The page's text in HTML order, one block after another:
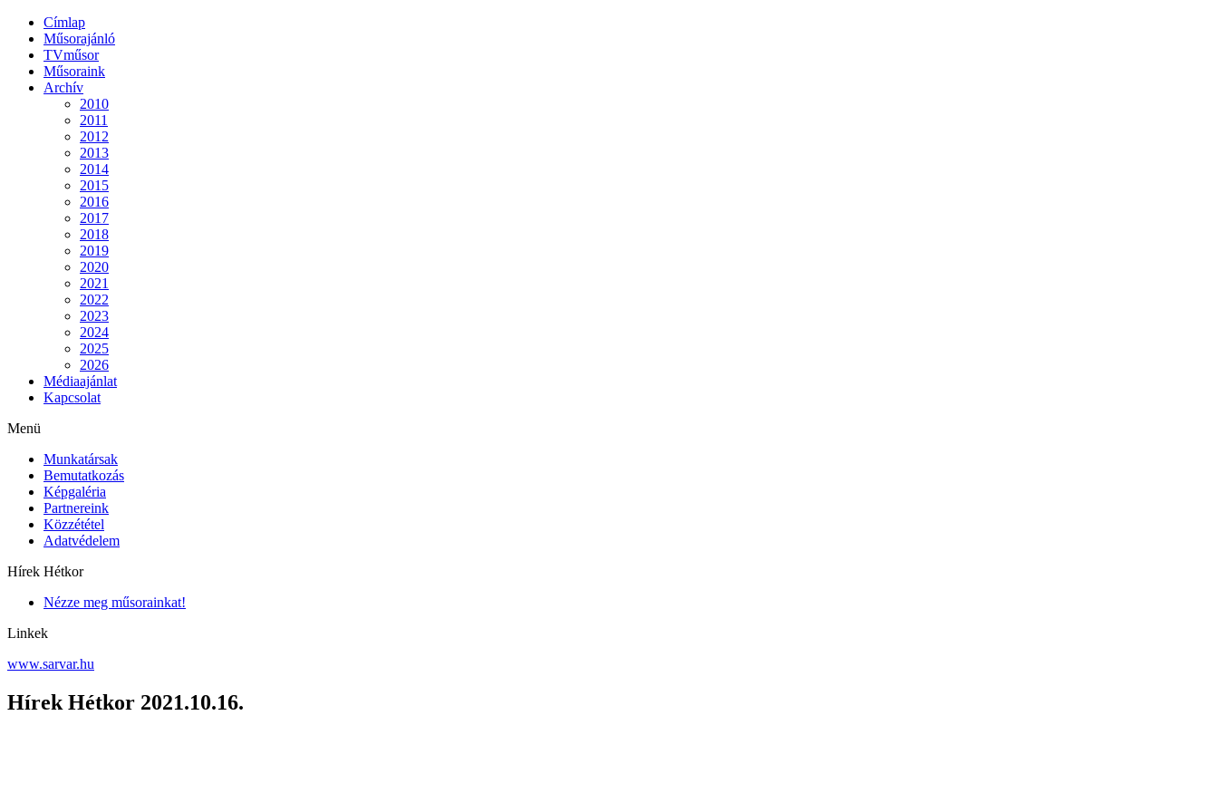
Címlap
Műsorajánló
TVműsor
Műsoraink
Archív
2010
2011
2012
2013
2014
2015
2016
2017
2018
2019
2020
2021
2022
2023
2024
2025
2026
Médiaajánlat
Kapcsolat
Menü
Munkatársak
Bemutatkozás
Képgaléria
Partnereink
Közzététel
Adatvédelem
Hírek Hétkor
Nézze meg műsorainkat!
Linkek
www.sarvar.hu
Hírek Hétkor 2021.10.16.